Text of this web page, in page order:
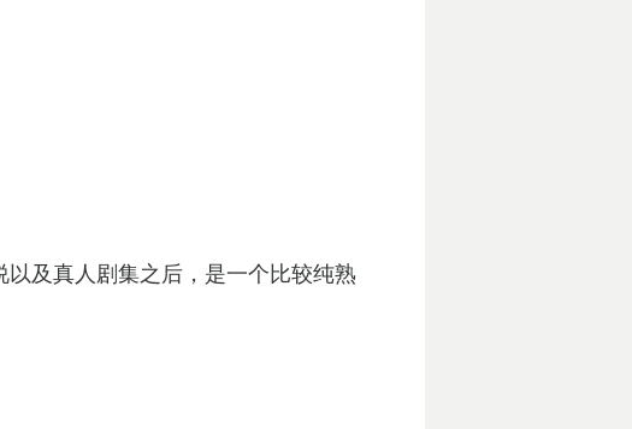
及真人剧集之后，是一个比较纯熟